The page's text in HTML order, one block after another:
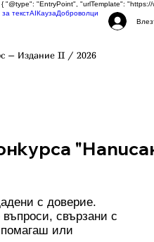
"EntryPoint", "urlTemplate":
за текстAIКаузаДоброволци
– Издание II / 2026
с доверие.
свързани с
или